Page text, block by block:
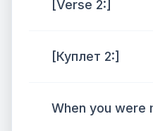
[Verse 2:]
[Куплет 2:]
When you were